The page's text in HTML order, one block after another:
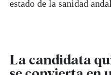
estado de la sanidad
La candidata